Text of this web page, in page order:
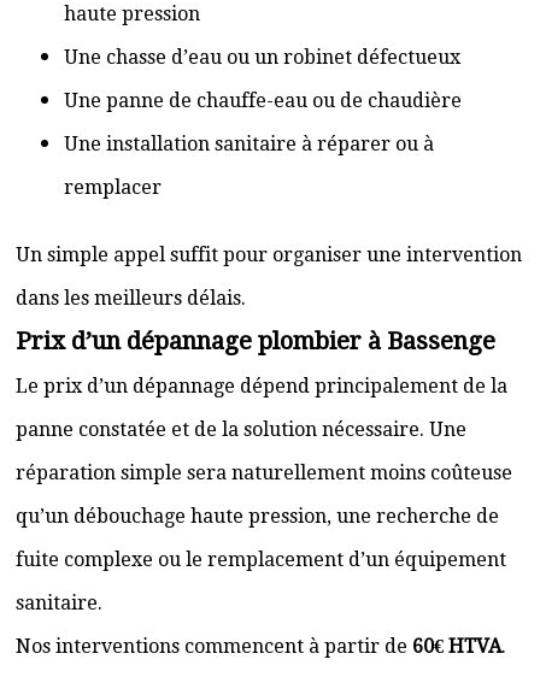
haute pression
Une chasse d’eau ou un robinet défectueux
Une panne de chauffe-eau ou de chaudière
Une installation sanitaire à réparer ou à
remplacer
Un simple appel suffit pour organiser une intervention
dans les meilleurs délais.
Prix d’un dépannage plombier à Bassenge
Le prix d’un dépannage dépend principalement de la
panne constatée et de la solution nécessaire. Une
réparation simple sera naturellement moins coûteuse
qu’un débouchage haute pression, une recherche de
fuite complexe ou le remplacement d’un équipement
sanitaire.
Nos interventions commencent à partir de 60€ HTVA.